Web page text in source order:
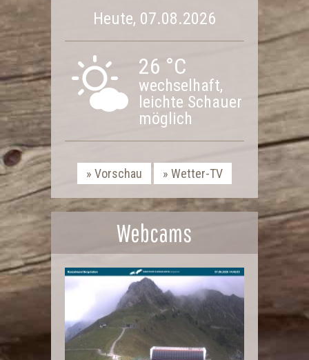
Heute, 07.08.2026
26 °C
wechselhaft,
leichte Schauer
möglich
Vorschau Wetter-TV
Webcams